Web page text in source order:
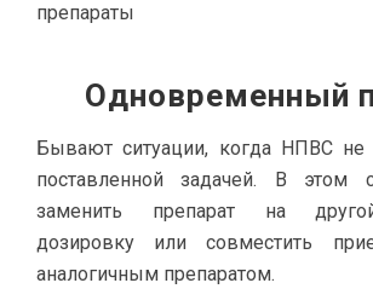
препараты
Одновременный
Бывают ситуации, когда НПВС не
поставленной задачей. В этом
заменить препарат на
дозировку или совместить
аналогичным препаратом.